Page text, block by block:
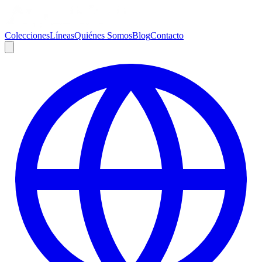
ColeccionesLíneasQuiénes SomosBlogContacto